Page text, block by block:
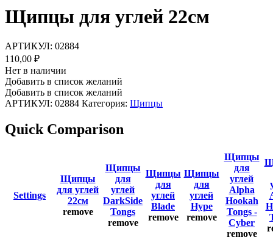
Щипцы для углей 22см
АРТИКУЛ: 02884
110,00 ₽
Нет в наличии
Добавить в список желаний
Добавить в список желаний
АРТИКУЛ: 02884 Категория: Щипцы
Quick Comparison
Settings
Щипцы
для углей
22см
remove
Щипцы
для
углей
DarkSide
Tongs
remove
Щипцы
для
углей
Blade
remove
Щипцы
для
углей
Hype
remove
Щипцы
для
углей
Alpha
Hookah
Tongs -
Cyber
remove